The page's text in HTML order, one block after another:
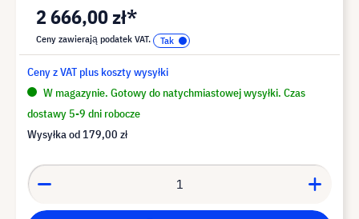
2 666,00 zł*
Ceny zawierają podatek VAT.
Ceny z VAT plus koszty wysyłki
W magazynie. Gotowy do natychmiastowej wysyłki. Czas
dostawy 5-9 dni robocze
Wysyłka od 179,00 zł